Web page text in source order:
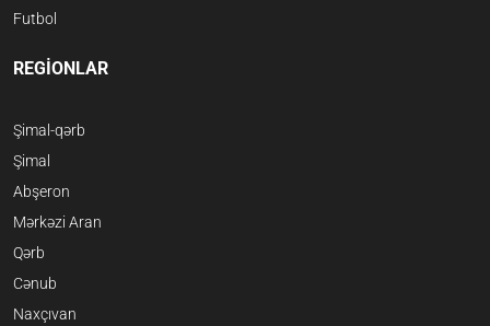
Futbol
REGİONLAR
Şimal-qərb
Şimal
Abşeron
Mərkəzi Aran
Qərb
Cənub
Naxçıvan